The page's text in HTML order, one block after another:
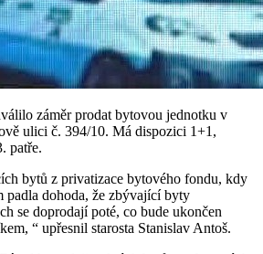
záměr prodat bytovou jednotku v
ulici č. 394/10. Má dispozici 1+1,
patře.
bytů z privatizace bytového fondu, kdy
padla dohoda, že zbývající byty
se doprodají poté, co bude ukončen
“ upřesnil starosta Stanislav Antoš.